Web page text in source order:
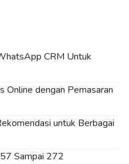
CRM Untuk
Online dengan Pemasaran
untuk Berbagai
Sampai 272